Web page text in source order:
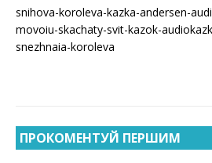
snihova-koroleva-kazka-andersen-
movoiu-skachaty-svit-kazok-
snezhnaia-koroleva
ПРОКОМЕНТУЙ ПЕРШИМ